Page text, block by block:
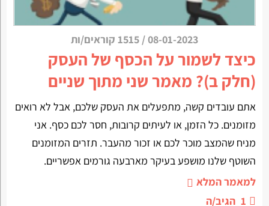
08-01-2023
/ 1515 קוראים/ות
כיצד לשמור על הכסף של העסק
(חלק ב)? מאמר שני מתוך שניים
אתם עובדים קשה, מתפעלים את העסק שלכם, אבל לא רואים
מזומנים. כל הזמן, או לעיתים קרובות, חסר לכם כסף. אני
מניח שהמצב מוכר לכם או זכור מהעבר. תזרים המזומנים
השוטף שלנו מושפע בעיקר מארבעה גורמים אפשריים.
למאמר המלא
1 הגיב/ה